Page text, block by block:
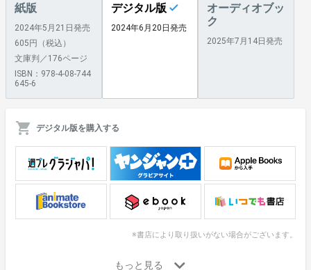
紙版
2024年5月21日発売
605円（税込）
文庫判／176ページ
ISBN：978-4-08-744
645-6
デジタル版
2024年6月20日発売
オーディオブッ
ク
2025年7月14日発売
デジタル版を購入する
※書店により取り扱いがない場合がございます。